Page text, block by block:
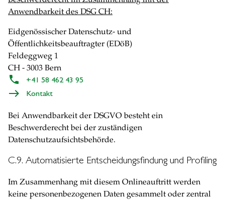
Anwendbarkeit des DSG CH:
Eidgenössischer Datenschutz- und
Öffentlichkeitsbeauftragter (EDöB)
Feldeggweg 1
CH - 3003 Bern
+41 58 462 43 95
Kontakt
Bei Anwendbarkeit der DSGVO besteht ein
Beschwerderecht bei der zuständigen
Datenschutzaufsichtsbehörde.
C.9. Automatisierte Entscheidungsfindung und Profiling
Im Zusammenhang mit diesem Onlineauftritt werden
keine personenbezogenen Daten gesammelt oder zentral